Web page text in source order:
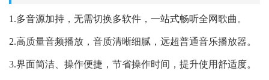
1.多音源加持，无需切换多软件，一站式畅听全网歌曲。
2.高质量音频播放，音质清晰细腻，远超普通音乐播放器。
3.界面简洁、操作便捷，节省操作时间，提升使用舒适度。